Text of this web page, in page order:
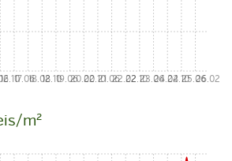
16.1017.0618.0218.1019.0620.0220.1021.0622.0222.1023.0624.0224.1025.0626.02
m²